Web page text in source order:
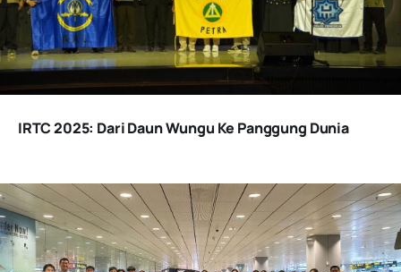
IRTC 2025: Dari Daun Wungu Ke Panggung Dunia